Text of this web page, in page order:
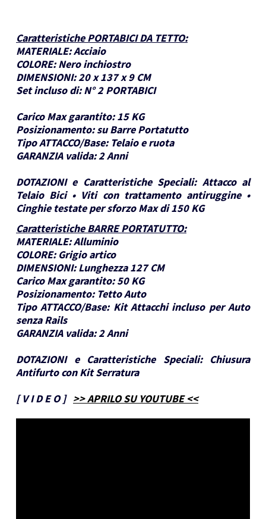
Caratteristiche PORTABICI DA TETTO:
MATERIALE:Acciaio
COLORE: Nero inchiostro
DIMENSIONI:20 x 137 x 9 CM
Set incluso di: N° 2 PORTABICI
Carico Max garantito: 15 KG
Posizionamento: su Barre Portatutto
Tipo ATTACCO/Base: Telaio e ruota
GARANZIA valida:2 Anni
DOTAZIONI e Caratteristiche Speciali: Attacco al
Telaio Bici • Viti con trattamento antiruggine •
Cinghie testate per sforzo Max di 150 KG
Caratteristiche BARRE PORTATUTTO:
MATERIALE:Alluminio
COLORE: Grigio artico
DIMENSIONI: Lunghezza 127 CM
Carico Max garantito: 50 KG
Posizionamento: Tetto Auto
Tipo ATTACCO/Base: Kit Attacchi incluso per Auto
senza Rails
GARANZIA valida:2 Anni
DOTAZIONI e Caratteristiche Speciali:
Chiusura
Antifurto con Kit Serratura
[V I D E O] >> APRILO SU YOUTUBE <<